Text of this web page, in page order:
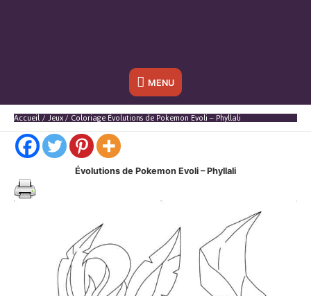
Sous
l'en-
MENU
Accueil Jeux Coloriage Évolutions de Pokemon Evoli – Phyllali
Évolutions de Pokemon Evoli – Phyllali